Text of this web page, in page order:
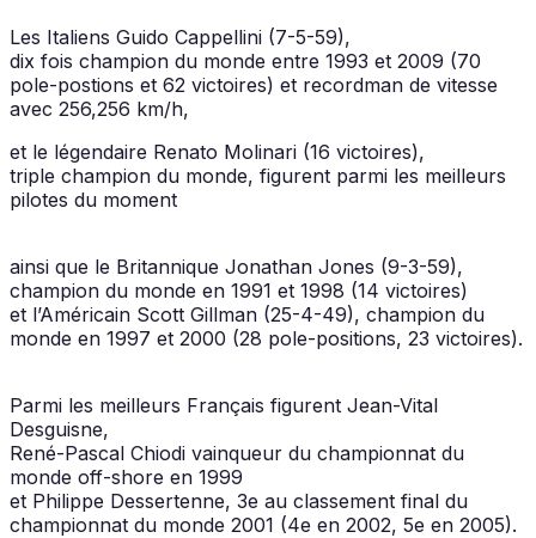
Les Italiens Guido Cappellini (7-5-59),
dix fois champion du monde entre 1993 et 2009 (70
pole-postions et 62 victoires) et recordman de vitesse
avec 256,256 km/h,
et le légendaire Renato Molinari (16 victoires),
triple champion du monde, figurent parmi les meilleurs
pilotes du moment
ainsi que le Britannique Jonathan Jones (9-3-59),
champion du monde en 1991 et 1998 (14 victoires)
et l’Américain Scott Gillman (25-4-49), champion du
monde en 1997 et 2000 (28 pole-positions, 23 victoires).
Parmi les meilleurs Français figurent Jean-Vital
Desguisne,
René-Pascal Chiodi vainqueur du championnat du
monde off-shore en 1999
et Philippe Dessertenne, 3e au classement final du
championnat du monde 2001 (4e en 2002, 5e en 2005).